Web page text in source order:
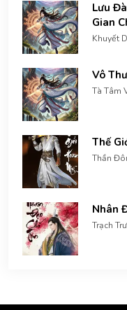
Lưu
Gian
Khuyết
Vô
Tà Tâm
Thế
Thần
Nhân
Trạch Trư